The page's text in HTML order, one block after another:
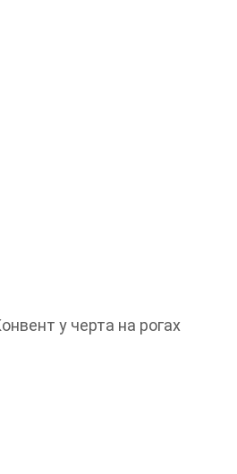
у черта на рогах